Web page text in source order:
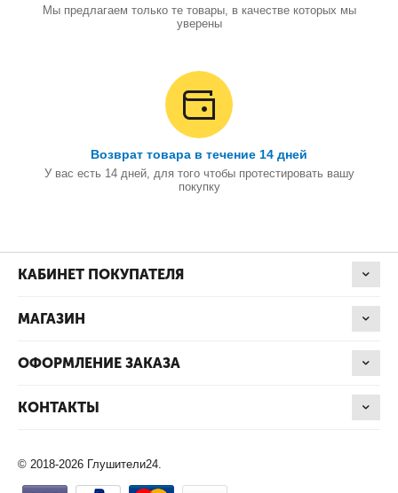
Мы предлагаем только те товары, в качестве которых мы
уверены
Возврат товара в течение 14 дней
У вас есть 14 дней, для того чтобы протестировать вашу
покупку
КАБИНЕТ ПОКУПАТЕЛЯ
МАГАЗИН
ОФОРМЛЕНИЕ ЗАКАЗА
КОНТАКТЫ
© 2018-2026 Глушители24.